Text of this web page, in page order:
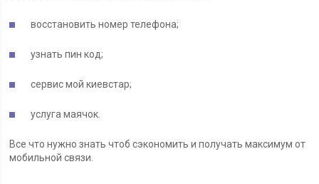
восстановить номер телефона;
узнать пин код;
сервис мой киевстар;
услуга маячок.
Все что нужно знать чтоб сэкономить и получать максимум от
мобильной связи.